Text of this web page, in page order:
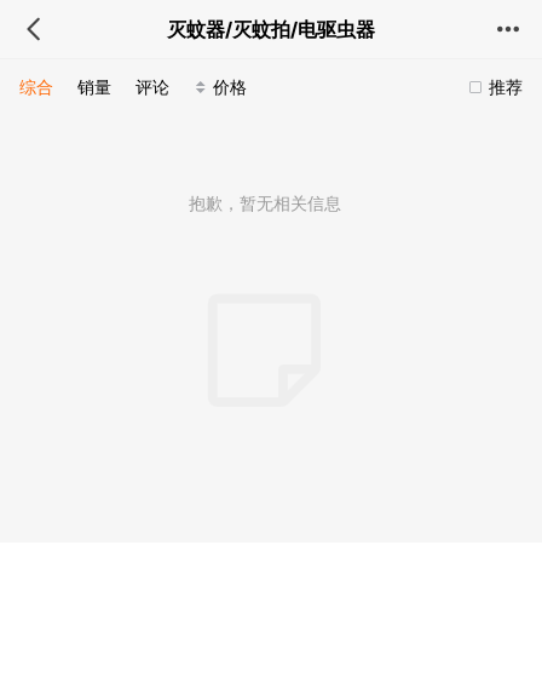
灭蚊器/灭蚊拍/电驱虫器
推荐
综合 销量 评论 价格
抱歉，暂无相关信息